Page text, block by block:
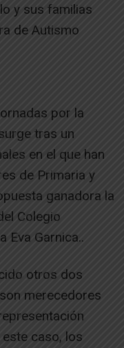
y sus familias
de Autismo
por la
tras un
en el que han
de Primaria y
ganadora la
Colegio
Eva Garnica..
otros dos
merecedores
caso, los